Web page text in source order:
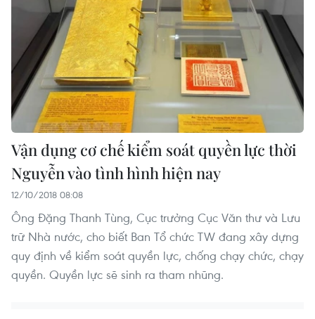
Vận dụng cơ chế kiểm soát quyền lực thời
Nguyễn vào tình hình hiện nay
12/10/2018 08:08
Ông Đặng Thanh Tùng, Cục trưởng Cục Văn thư và Lưu
trữ Nhà nước, cho biết Ban Tổ chức TW đang xây dựng
quy định về kiểm soát quyền lực, chống chạy chức, chạy
quyền. Quyền lực sẽ sinh ra tham nhũng.